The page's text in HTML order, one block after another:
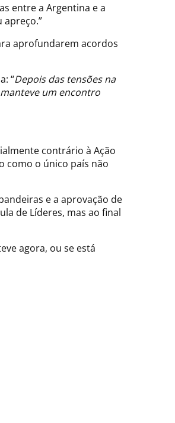
entre a Argentina e a
apreço.”
aprofundarem acordos
“Depois das tensões na
um encontro
contrário à Ação
como o único país não
e a aprovação de
de Líderes, mas ao final
agora, ou se está